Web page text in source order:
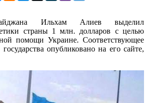
Ильхам Алиев выделил
страны 1 млн. долларов с целью
помощи Украине. Соответствующее
опубликовано на его сайте,